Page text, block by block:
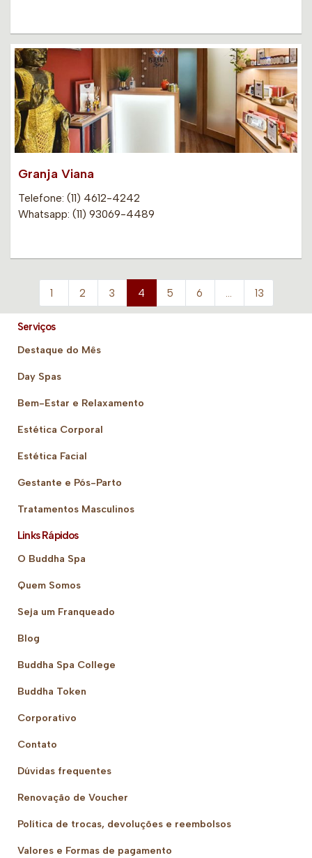
Granja Viana
Telefone: (11) 4612-4242
Whatsapp: (11) 93069-4489
1 2 3 4 5 6 … 13
Serviços
Destaque do Mês
Day Spas
Bem-Estar e Relaxamento
Estética Corporal
Estética Facial
Gestante e Pós-Parto
Tratamentos Masculinos
Links Rápidos
O Buddha Spa
Quem Somos
Seja um Franqueado
Blog
Buddha Spa College
Buddha Token
Corporativo
Contato
Dúvidas frequentes
Renovação de Voucher
Política de trocas, devoluções e reembolsos
Valores e Formas de pagamento